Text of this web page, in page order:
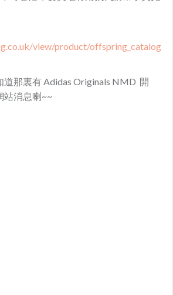
view/product/offspring_catalog
道那裏有 Adidas Originals NMD 開
站消息喇~~